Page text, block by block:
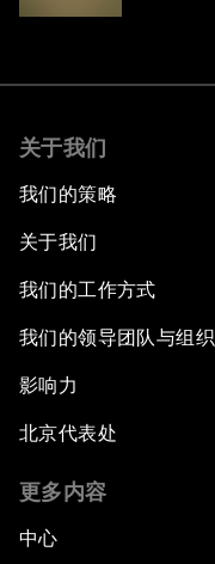
关于我们
我们的策略
关于我们
我们的工作方式
我们的领导团队与组
影响力
北京代表处
更多内容
中心